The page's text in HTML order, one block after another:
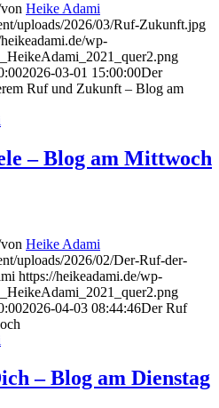
von Heike Adami
uploads/2026/03/Ruf-Zukunft.jpg
wp-
2026-03-01 15:00:00Der
Ruf und Zukunft – Blog am
– Blog am Mittwoch
von Heike Adami
uploads/2026/02/Der-Ruf-der-
https://heikeadami.de/wp-
2026-04-03 08:44:46Der Ruf
– Blog am Dienstag